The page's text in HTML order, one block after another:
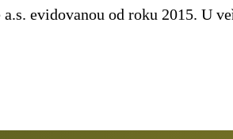
evidovanou od roku 2015. U